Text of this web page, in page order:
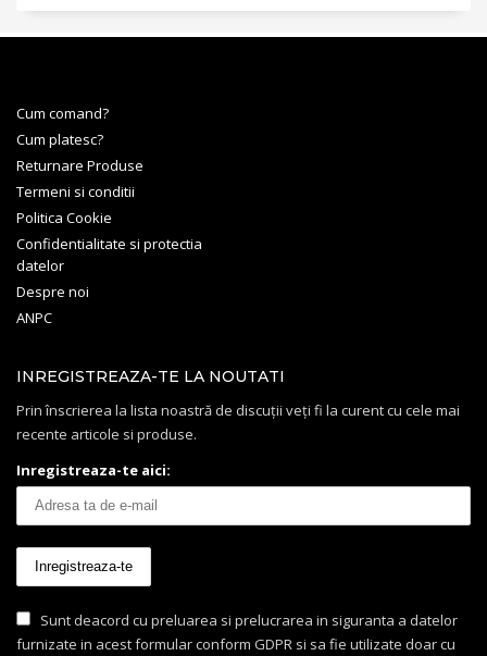
Cum comand?
Cum platesc?
Returnare Produse
Termeni si conditii
Politica Cookie
Confidentialitate si protectia
datelor
Despre noi
ANPC
INREGISTREAZA-TE LA NOUTATI
Prin înscrierea la lista noastră de discuții veți fi la curent cu cele mai
recente articole si produse.
Inregistreaza-te aici:
Sunt deacord cu preluarea si prelucrarea in siguranta a datelor
furnizate in acest formular conform GDPR si sa fie utilizate doar cu